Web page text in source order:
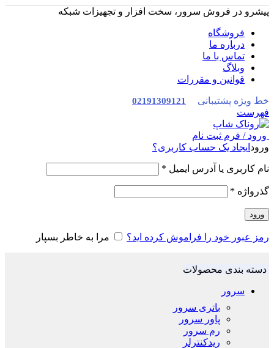
پیشرو در فروش سرور، سخت افزار و تجهیزات شبکه
فروشگاه
درباره ما
تماس با ما
وبلاگ
قوانین و مقررات
خط ویژه پشتیبانی 02191309121
فهرست
ورود / فرم ثبت نام
ورود ایجاد یک حساب کاربری؟
نام کاربری یا آدرس ایمیل *
گذرواژه *
ورود
رمز عبور خود را فراموش کرده اید؟ مرا به خاطر بسپار
دسته بندی محصولات
سرور
باتری سرور
پاور سرور
رم سرور
ریدکنترلر